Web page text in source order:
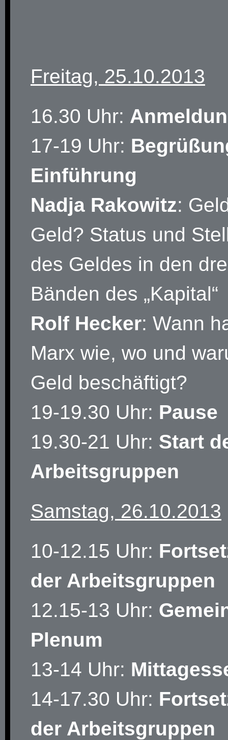
Freitag, 25.10.2013
16.30 Uhr:
17-19 Uhr:
Einführung
Nadja Rakowitz:
Geld? Status und
des Geldes in den
Bänden des „Kapital“
Rolf Hecker: Wann
Marx wie, wo und
Geld beschäftigt?
19-19.30 Uhr: Pause
19.30-21 Uhr: Start
Arbeitsgruppen
Samstag, 26.10.2013
10-12.15 Uhr:
der Arbeitsgruppen
12.15-13 Uhr:
Plenum
13-14 Uhr:
14-17.30 Uhr:
der Arbeitsgruppen